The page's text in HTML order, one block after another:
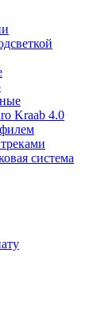
Kraab 4.0
система